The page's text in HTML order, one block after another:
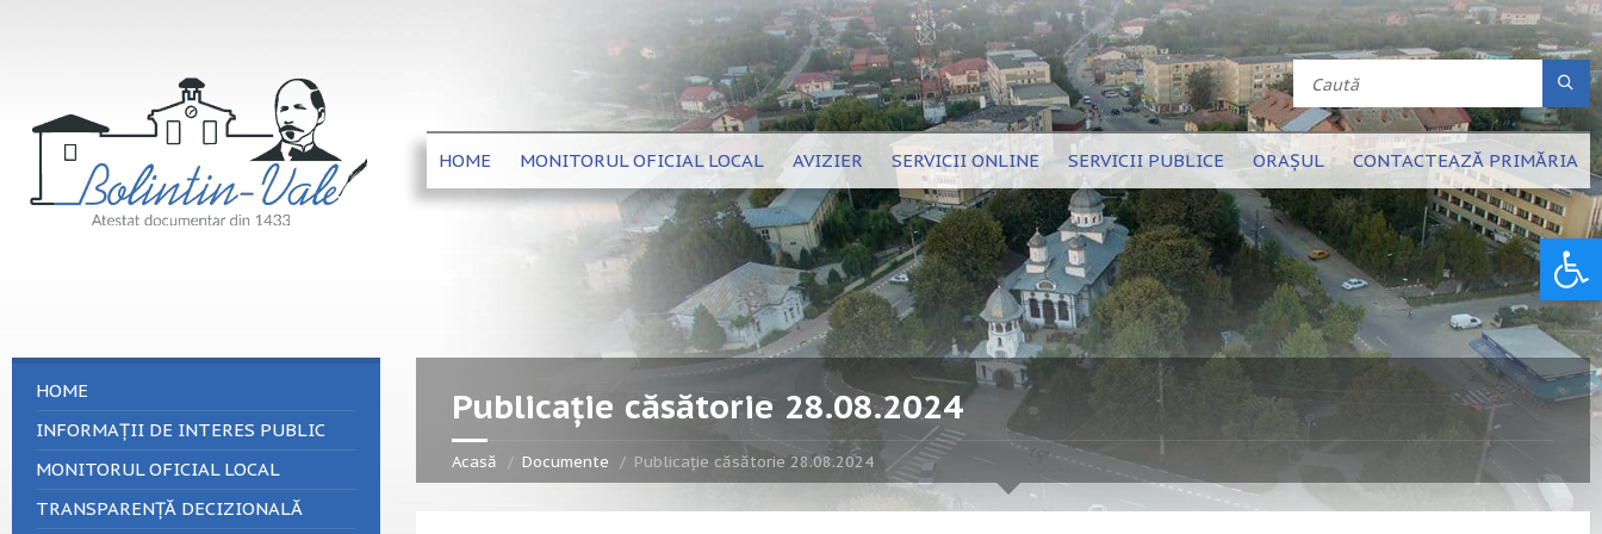
HOME MONITORUL OFICIAL LOCAL AVIZIER SERVICII ONLINE SERVICII PUBLICE ORAȘUL CONTACTEAZĂ PRIMĂRIA
Publicație căsătorie 28.08.2024
Acasă Documente Publicație căsătorie 28.08.2024
HOME
INFORMAȚII DE INTERES PUBLIC
MONITORUL OFICIAL LOCAL
TRANSPARENȚĂ DECIZIONALĂ
Deschide bara de unelte